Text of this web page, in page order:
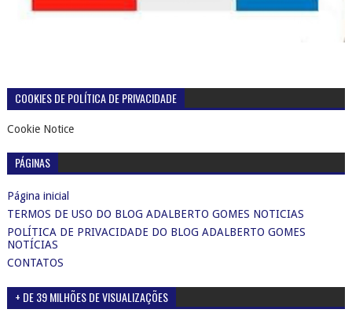
COOKIES DE POLÍTICA DE PRIVACIDADE
Cookie Notice
PÁGINAS
Página inicial
TERMOS DE USO DO BLOG ADALBERTO GOMES NOTICIAS
POLÍTICA DE PRIVACIDADE DO BLOG ADALBERTO GOMES
NOTÍCIAS
CONTATOS
+ DE 39 MILHÕES DE VISUALIZAÇÕES